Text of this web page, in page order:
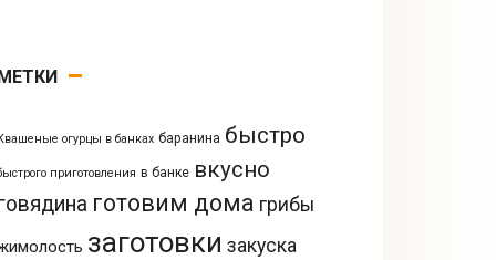
огурцы в банках баранина быстро
приготовления в банке вкусно
готовим дома грибы
заготовки закуска